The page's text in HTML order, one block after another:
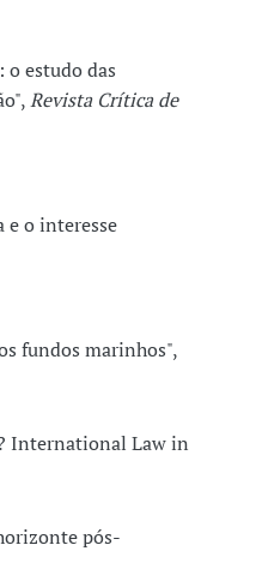
o estudo das
Revista Crítica de
e o interesse
fundos marinhos",
International Law in
pós-